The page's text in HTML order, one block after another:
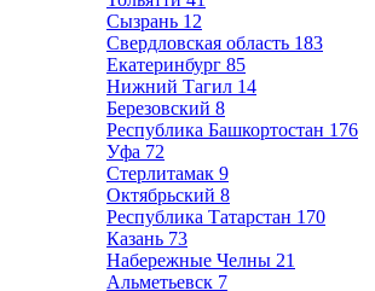
Сызрань 12
Свердловская область 183
Екатеринбург 85
Нижний Тагил 14
Березовский 8
Республика Башкортостан 176
Уфа 72
Стерлитамак 9
Октябрьский 8
Республика Татарстан 170
Казань 73
Набережные Челны 21
Альметьевск 7